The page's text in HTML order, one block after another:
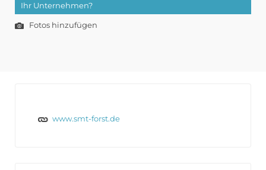
Ihr Unternehmen?
Fotos hinzufügen
www.smt-forst.de